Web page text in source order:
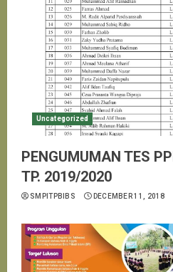
Uncategorized
PENGUMUMAN TES
TP. 2019/2020
SMPITPBIBS DECEMBER 11, 2018